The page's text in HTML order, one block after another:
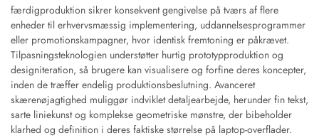
færdigproduktion sikrer konsekvent gengivelse på tværs af flere
enheder til erhvervsmæssig implementering, uddannelsesprogrammer
eller promotionskampagner, hvor identisk fremtoning er påkrævet.
Tilpasningsteknologien understøtter hurtig prototypproduktion og
designiteration, så brugere kan visualisere og forfine deres koncepter,
inden de træffer endelig produktionsbeslutning. Avanceret
skærenøjagtighed muliggør indviklet detaljearbejde, herunder fin tekst,
sarte liniekunst og komplekse geometriske mønstre, der bibeholder
klarhed og definition i deres faktiske størrelse på laptop-overflader.